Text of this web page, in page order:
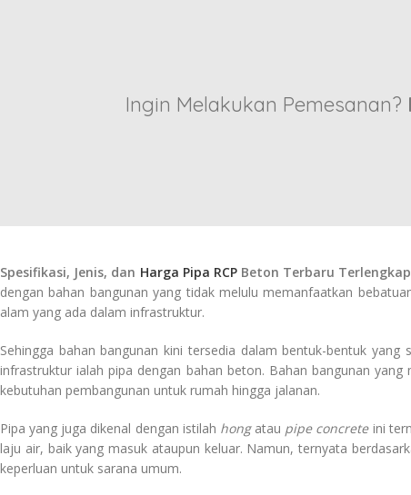
Ingin Melakukan Pemesanan?
Spesifikasi, Jenis, dan Harga Pipa RCPBeton Terbaru Terlengkap
dengan bahan bangunan yang tidak melulu memanfaatkan
alam yang ada dalam infrastruktur.
Sehingga bahan bangunan kini tersedia dalam bentuk-bentuk
infrastruktur ialah pipa dengan bahan beton. Bahan bangunan
kebutuhan pembangunan untuk rumah hingga jalanan.
Pipa yang juga dikenal dengan istilah hong atau pipe concrete ini
laju air, baik yang masuk ataupun keluar. Namun, ternyata
keperluan untuk sarana umum.